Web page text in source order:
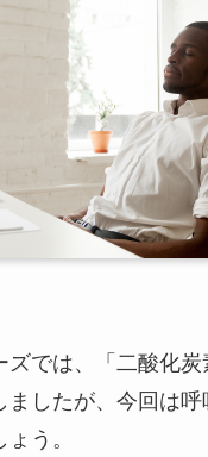
ズでは、「二酸化炭
ましたが、今回は呼
う。